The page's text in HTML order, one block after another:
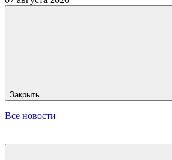
Закрыть
Все новости